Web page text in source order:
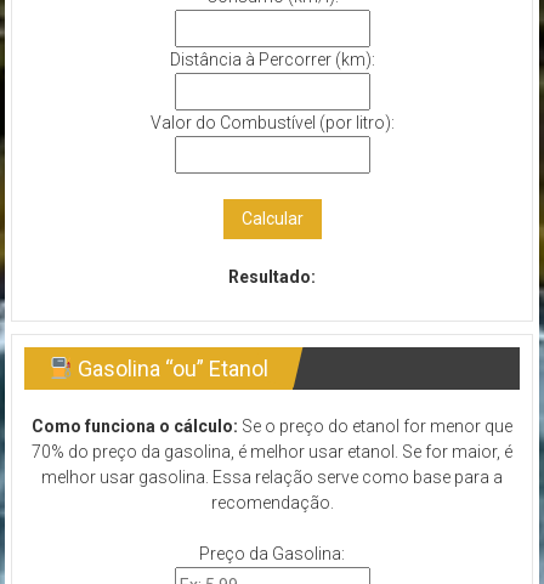
Distância à Percorrer (km):
Valor do Combustível (por litro):
Calcular
Resultado:
Gasolina “ou” Etanol
Como funciona o cálculo: Se o preço do etanol for menor que
70% do preço da gasolina, é melhor usar etanol. Se for maior, é
melhor usar gasolina. Essa relação serve como base para a
recomendação.
Preço da Gasolina: